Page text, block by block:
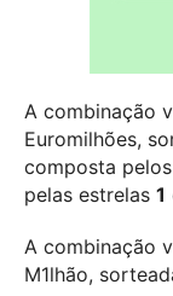
A combinação
Euromilhões,
composta
pelas estrelas 1
A combinação
M1lhão,